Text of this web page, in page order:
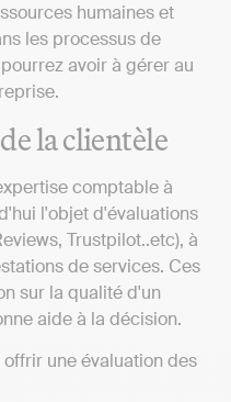
humaines et
les processus de
avoir à gérer au
la clientèle
comptable à
l'objet d'évaluations
Trustpilot..etc), à
de services. Ces
sur la qualité d'un
aide à la décision.
une évaluation des